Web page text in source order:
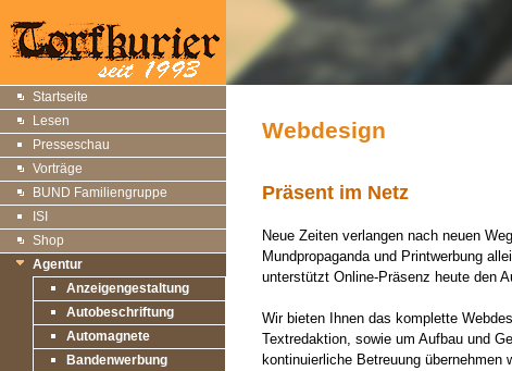
Startseite
Lesen
Presseschau
Vorträge
BUND Familiengruppe
ISI
Shop
Agentur
Anzeigengestaltung
Autobeschriftung
Automagnete
Bandenwerbung
Webdesign
Präsent im Netz
Neue Zeiten verlangen nach neuen
Mundpropaganda und Printwerbung
unterstützt Online-Präsenz heute den
Wir bieten Ihnen das komplette
Textredaktion, sowie um Aufbau und
kontinuierliche Betreuung